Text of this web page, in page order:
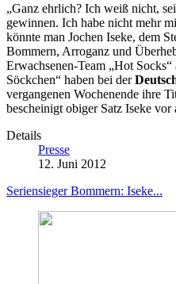
„Ganz ehrlich? Ich weiß nicht,
gewinnen. Ich habe nicht mehr
könnte man Jochen Iseke, dem
Bommern, Arroganz und
Erwachsenen-Team „Hot
Söckchen“ haben bei der
vergangenen Wochenende ihre
bescheinigt obiger Satz Iseke
Details
Presse
12. Juni 2012
Seriensieger Bommern: Iseke...